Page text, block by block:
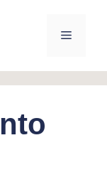
Menu